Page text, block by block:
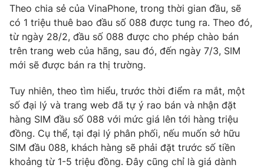
Hậu trường
Nhân vật
Khán giả
Giải sao mai
Giải trí
Điện ảnh
Âm nhạc
Đời sống
Du lịch
Làm đẹp
Chất lượng cuộc sống
Tuyển sinh
Học trực tuyến
Công nghệ
Hitech Công nghệ tương lai
Sản phẩm
Giao lưu trực tuyến
Theo chia sẻ của VinaPhone, trong thời gian đầu, sẽ
có 1 triệu thuê bao đầu số 088 được tung ra. Theo đó,
từ ngày 28/2, đầu số 088 được cho phép chào bán
trên trang web của hãng, sau đó, đến ngày 7/3, SIM
mới sẽ được bán ra thị trường.
Tuy nhiên, theo tìm hiểu, trước thời điểm ra mắt, một
số đại lý và trang web đã tự ý rao bán và nhận đặt
hàng SIM đầu số 088 với mức giá lên tới hàng triệu
đồng. Cụ thể, tại đại lý phân phối, nếu muốn sở hữu
SIM đầu 088, khách hàng sẽ phải đặt trước số tiền
khoảng từ 1-5 triệu đồng. Đây cũng chỉ là giá dành